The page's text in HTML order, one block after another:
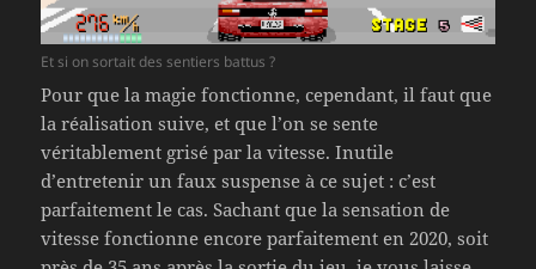
Et si on sortait des sentiers battus ?
Pour que la magie fonctionne, cependant, il faut que
la réalisation suive, et que l’on se sente
véritablement grisé par la vitesse. Inutile
d’entretenir un faux suspense à ce sujet : c’est
parfaitement le cas. Sachant que la sensation de
vitesse fonctionne encore parfaitement en 2020, soit